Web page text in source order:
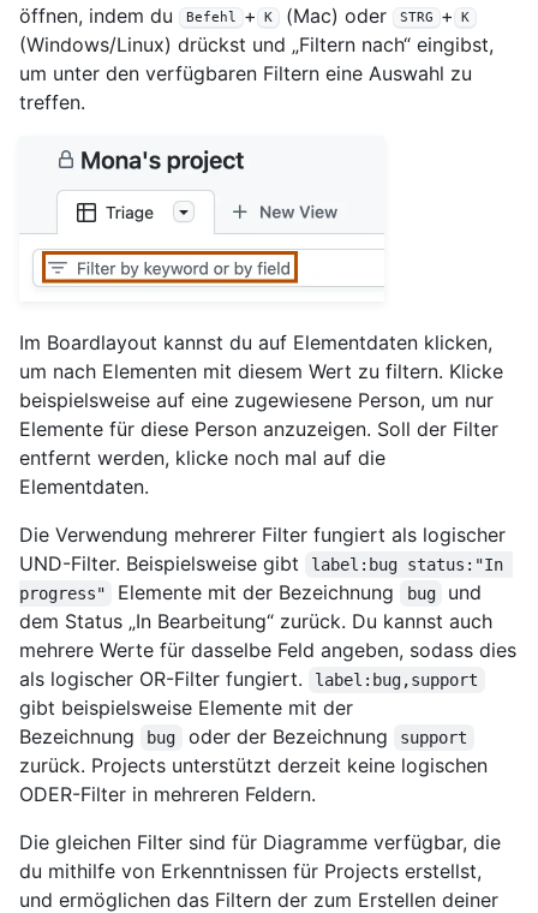
öffnen, indem du
Befehl + K (Mac) oder STRG + K
(Windows/Linux) drückst und „Filtern nach“ eingibst,
um unter den verfügbaren Filtern eine Auswahl zu
treffen.
Im Boardlayout kannst du auf Elementdaten klicken,
um nach Elementen mit diesem Wert zu filtern. Klicke
beispielsweise auf eine zugewiesene Person, um nur
Elemente für diese Person anzuzeigen. Soll der Filter
entfernt werden, klicke noch mal auf die
Elementdaten.
Die Verwendung mehrerer Filter fungiert als logischer
UND-Filter. Beispielsweise gibt
label:bug status:"In
progress"
Elemente mit der Bezeichnung bug
und
dem Status „In Bearbeitung“ zurück. Du kannst auch
mehrere Werte für dasselbe Feld angeben, sodass dies
als logischer OR-Filter fungiert.
label:bug,support
gibt beispielsweise Elemente mit der
Bezeichnung
bug oder der Bezeichnung support
zurück. Projects unterstützt derzeit keine logischen
ODER-Filter in mehreren Feldern.
Die gleichen Filter sind für Diagramme verfügbar, die
du mithilfe von Erkenntnissen für Projects erstellst,
und ermöglichen das Filtern der zum Erstellen deiner